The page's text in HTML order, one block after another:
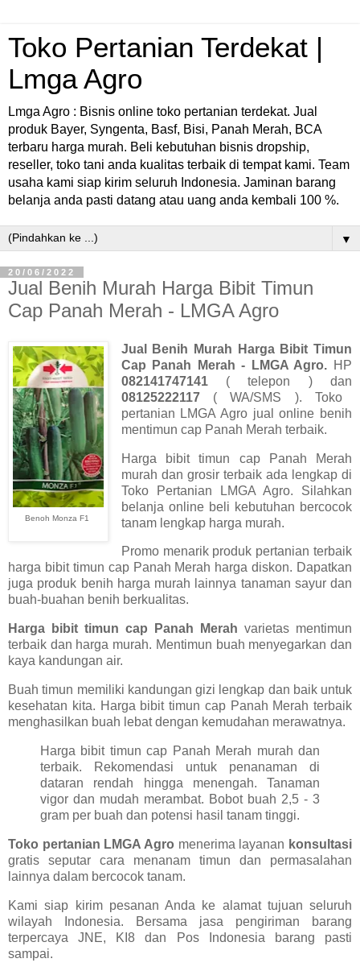
Toko Pertanian Terdekat |
Lmga Agro
Lmga Agro : Bisnis online toko pertanian terdekat. Jual
produk Bayer, Syngenta, Basf, Bisi, Panah Merah, BCA
terbaru harga murah. Beli kebutuhan bisnis dropship,
reseller, toko tani anda kualitas terbaik di tempat kami. Team
usaha kami siap kirim seluruh Indonesia. Jaminan barang
belanja anda pasti datang atau uang anda kembali 100 %.
▼
20/06/2022
Jual Benih Murah Harga Bibit Timun
Cap Panah Merah - LMGA Agro
Benoh Monza F1
Jual Benih Murah Harga Bibit Timun
Cap Panah Merah - LMGA Agro. HP
082141747141 ( telepon ) dan
08125222117 ( WA/SMS ). Toko
pertanian LMGA Agro jual online benih
mentimun cap Panah Merah terbaik.
Harga bibit timun cap Panah Merah
murah dan grosir terbaik ada lengkap di
Toko Pertanian LMGA Agro. Silahkan
belanja online beli kebutuhan bercocok
tanam lengkap harga murah.
Promo menarik produk pertanian terbaik
harga bibit timun cap Panah Merah harga diskon. Dapatkan
juga produk benih harga murah lainnya tanaman sayur dan
buah-buahan benih berkualitas.
Harga bibit timun cap Panah Merah varietas mentimun
terbaik dan harga murah. Mentimun buah menyegarkan dan
kaya kandungan air.
Buah timun memiliki kandungan gizi lengkap dan baik untuk
kesehatan kita. Harga bibit timun cap Panah Merah terbaik
menghasilkan buah lebat dengan kemudahan merawatnya.
Harga bibit timun cap Panah Merah murah dan
terbaik. Rekomendasi untuk penanaman di
dataran rendah hingga menengah. Tanaman
vigor dan mudah merambat. Bobot buah 2,5 - 3
gram per buah dan potensi hasil tanam tinggi.
Toko pertanian LMGA Agro menerima layanan konsultasi
gratis seputar cara menanam timun dan permasalahan
lainnya dalam bercocok tanam.
Kami siap kirim pesanan Anda ke alamat tujuan seluruh
wilayah Indonesia. Bersama jasa pengiriman barang
terpercaya JNE, KI8 dan Pos Indonesia barang pasti
sampai.